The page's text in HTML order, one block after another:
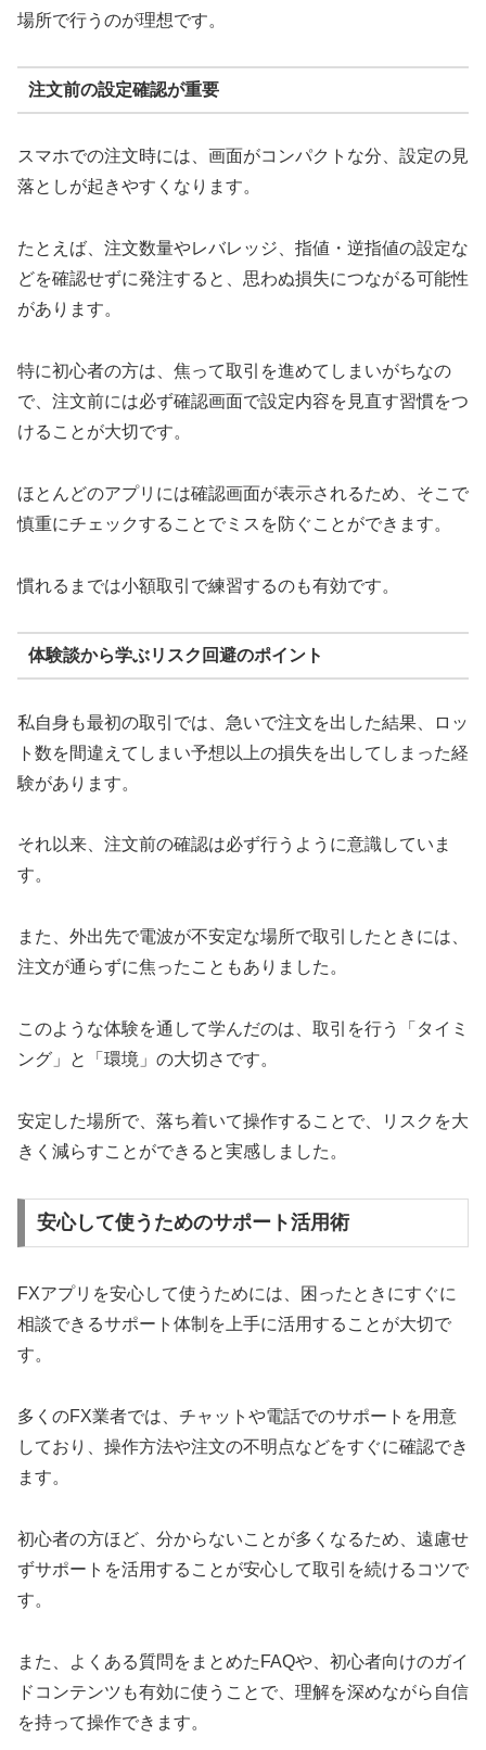
場所で行うのが理想です。
注文前の設定確認が重要
スマホでの注文時には、画面がコンパクトな分、設定の見
落としが起きやすくなります。
たとえば、注文数量やレバレッジ、指値・逆指値の設定な
どを確認せずに発注すると、思わぬ損失につながる可能性
があります。
特に初心者の方は、焦って取引を進めてしまいがちなの
で、注文前には必ず確認画面で設定内容を見直す習慣をつ
けることが大切です。
ほとんどのアプリには確認画面が表示されるため、そこで
慎重にチェックすることでミスを防ぐことができます。
慣れるまでは小額取引で練習するのも有効です。
体験談から学ぶリスク回避のポイント
私自身も最初の取引では、急いで注文を出した結果、ロッ
ト数を間違えてしまい予想以上の損失を出してしまった経
験があります。
それ以来、注文前の確認は必ず行うように意識していま
す。
また、外出先で電波が不安定な場所で取引したときには、
注文が通らずに焦ったこともありました。
このような体験を通して学んだのは、取引を行う「タイミ
ング」と「環境」の大切さです。
安定した場所で、落ち着いて操作することで、リスクを大
きく減らすことができると実感しました。
安心して使うためのサポート活用術
FXアプリを安心して使うためには、困ったときにすぐに
相談できるサポート体制を上手に活用することが大切で
す。
多くのFX業者では、チャットや電話でのサポートを用意
しており、操作方法や注文の不明点などをすぐに確認でき
ます。
初心者の方ほど、分からないことが多くなるため、遠慮せ
ずサポートを活用することが安心して取引を続けるコツで
す。
また、よくある質問をまとめたFAQや、初心者向けのガイ
ドコンテンツも有効に使うことで、理解を深めながら自信
を持って操作できます。